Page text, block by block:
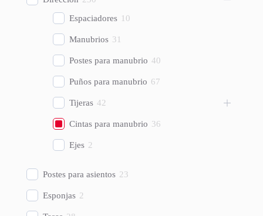
Espaciadores 10
Manubrios 31
Postes para manubrio 40
Puños para manubrio 67
Tijeras 42
Cintas para manubrio 36
Ejes 2
Postes para asientos 23
Esponjas 2